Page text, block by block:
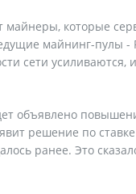
которые
майнинг-пулы -
сети усиливаются,
объявлено
решение по
ранее. Это